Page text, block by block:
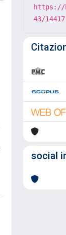
https://
43/14417
social